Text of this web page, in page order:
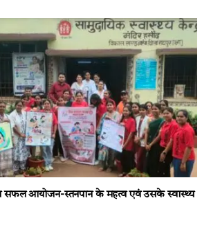
सफल आयोजन-स्तनपान के महत्व एवं उसके स्वास्थ्य